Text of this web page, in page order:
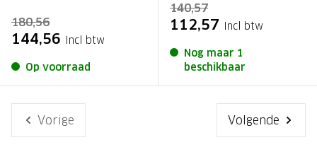
180,56
144,56 Incl btw
Op voorraad
140,57
112,57 Incl btw
Nog maar 1
beschikbaar
Vorige Volgende